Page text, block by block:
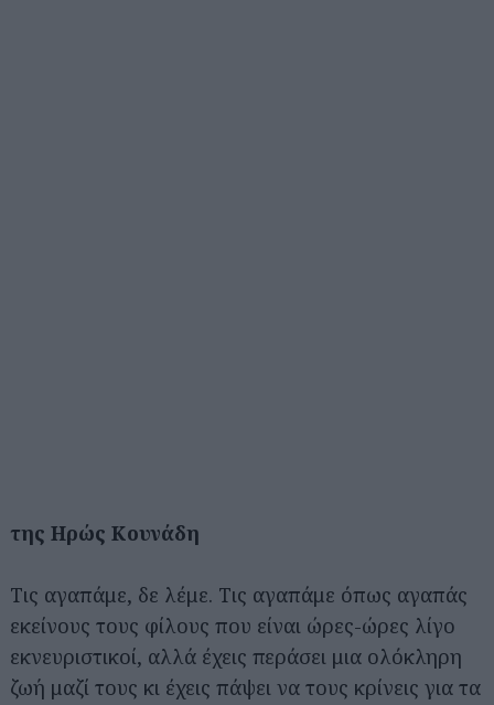
της Ηρώς Κουνάδη
Τις αγαπάμε, δε λέμε. Τις αγαπάμε όπως αγαπάς
εκείνους τους φίλους που είναι ώρες-ώρες λίγο
εκνευριστικοί, αλλά έχεις περάσει μια ολόκληρη
ζωή μαζί τους κι έχεις πάψει να τους κρίνεις για τα